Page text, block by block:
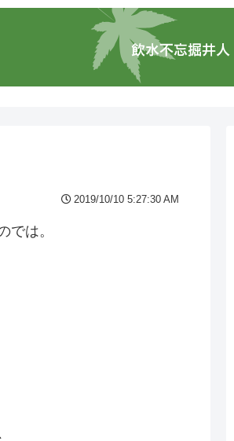
2019/10/10 5:27:30 AM
では。